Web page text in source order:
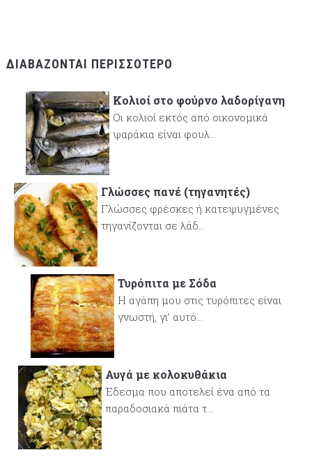
ΔΙΑΒΆΖΟΝΤΑΙ ΠΕΡΙΣΣΌΤΕΡΟ
Κολιοί στο φούρνο λαδορίγανη
Οι κολιοί εκτός από οικονομικά
ψαράκια είναι φουλ...
Γλώσσες πανέ (τηγανητές)
Γλώσσες φρέσκες ή κατεψυγμένες
τηγανίζονται σε λάδ...
Τυρόπιτα με Σόδα
Η αγάπη μου στις τυρόπιτες είναι
γνωστή, γι’ αυτό...
Αυγά με κολοκυθάκια
Έδεσμα που αποτελεί ένα από τα
παραδοσιακά πιάτα τ...